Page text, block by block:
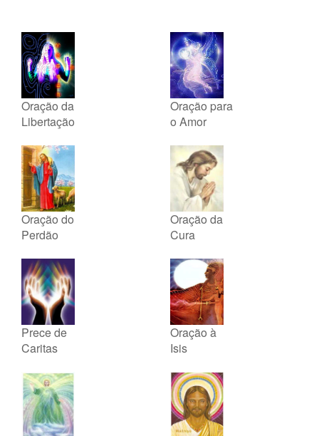
Oração da
Libertação
Oração para
o Amor
Oração do
Perdão
Oração da
Cura
Prece de
Caritas
Oração à
Isis